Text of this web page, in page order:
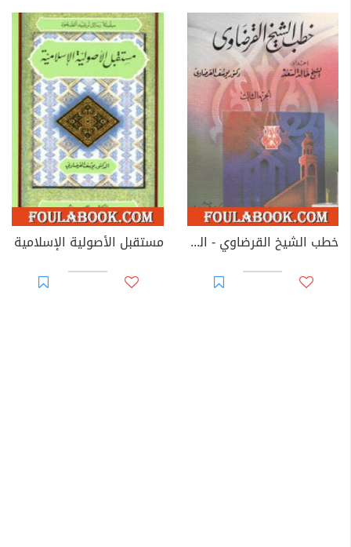
خطب الشيخ القرضاوي - الجزء الثالث مستقبل الأصولية الإسلامية